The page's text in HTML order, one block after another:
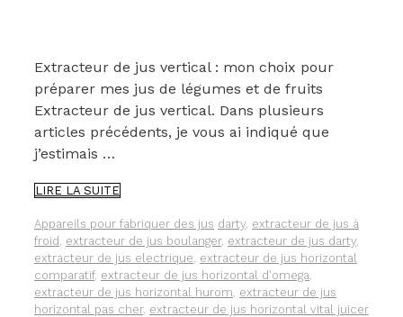
Extracteur de jus vertical : mon choix pour
préparer mes jus de légumes et de fruits
Extracteur de jus vertical. Dans plusieurs
articles précédents, je vous ai indiqué que
j’estimais …
LIRE LA SUITEPOURQUOI
CHOISI
UN
EXTRACTEUR
DE
JUS
VERTICAL
Catégories
Appareils pour fabriquer des jus Étiquettes
darty extracteur de jus à
froid extracteur de jus boulanger, extracteur de jus darty
extracteur de jus electrique extracteur de jus horizontal
comparatif, extracteur de jus horizontal d'omega
extracteur de jus horizontal hurom extracteur de jus
horizontal pas cher, extracteur de jus horizontal vital juicer